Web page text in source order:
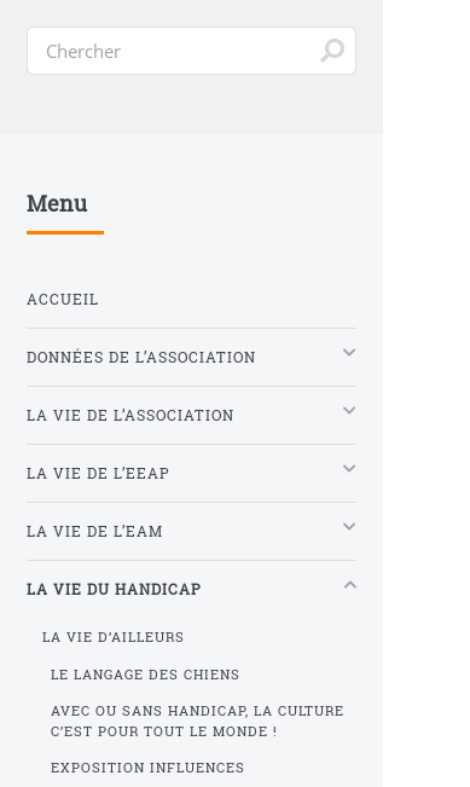
Menu
ACCUEIL
DONNÉES DE L’ASSOCIATION
LA VIE DE L’ASSOCIATION
LA VIE DE L’EEAP
LA VIE DE L’EAM
LA VIE DU HANDICAP
LA VIE D’AILLEURS
LE LANGAGE DES CHIENS
AVEC OU SANS HANDICAP, LA CULTURE
C’EST POUR TOUT LE MONDE !
EXPOSITION INFLUENCES